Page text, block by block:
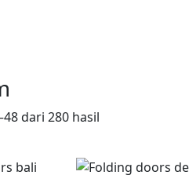
dari 280 hasil